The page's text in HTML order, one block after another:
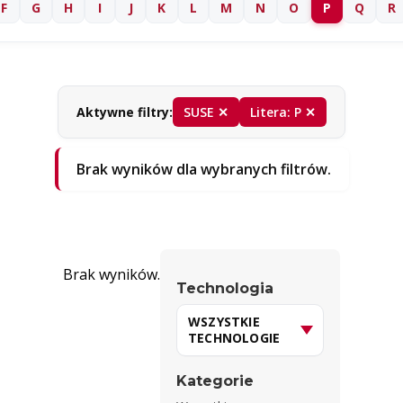
F G H I J K L M N O P Q R
Aktywne filtry: SUSE ✕ Litera: P ✕
Brak wyników dla wybranych filtrów.
Brak wyników.
Technologia
Kategorie